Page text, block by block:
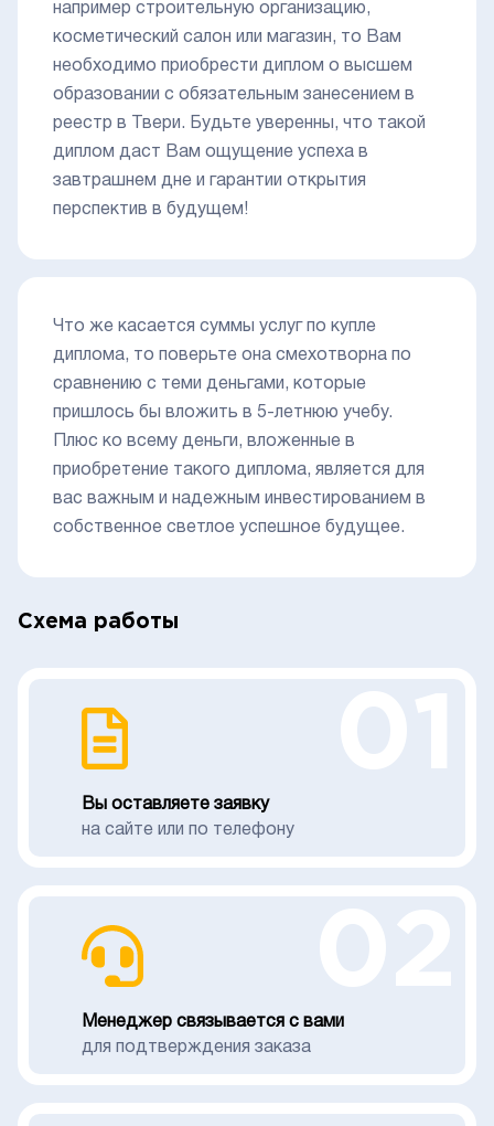
например строительную организацию,
косметический салон или магазин, то Вам
необходимо приобрести диплом о высшем
образовании с обязательным занесением в
реестр в Твери. Будьте уверенны, что такой
диплом даст Вам ощущение успеха в
завтрашнем дне и гарантии открытия
перспектив в будущем!
Что же касается суммы услуг по купле
диплома, то поверьте она смехотворна по
сравнению с теми деньгами, которые
пришлось бы вложить в 5-летнюю учебу.
Плюс ко всему деньги, вложенные в
приобретение такого диплома, является для
вас важным и надежным инвестированием в
собственное светлое успешное будущее.
Схема работы
Вы оставляете заявку
на сайте или по телефону
Менеджер связывается с вами
для подтверждения заказа